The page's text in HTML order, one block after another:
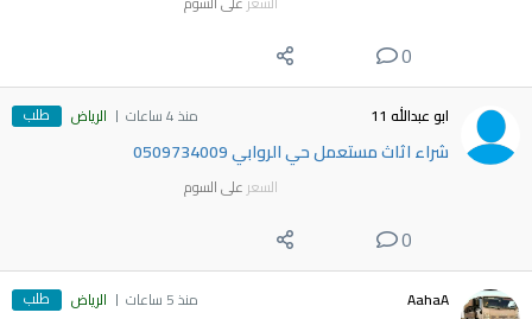
0
ابو عبدالله 11 منذ 4 ساعات الرياض طلب
شراء اثاث مستعمل حي الروابي 0509734009
السعر على السوم
0
AahaA منذ 5 ساعات الرياض طلب